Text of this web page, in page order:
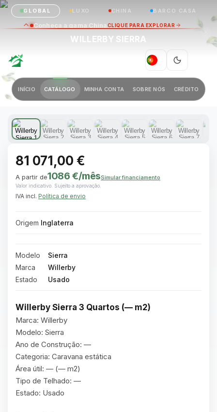
GLOBAL LUXO CHINA BARCO CASA
PT
INÍCIO CATÁLOGO MINHA CONTA SOBRE NÓS CRÉDITO
WILLERBY SIERRA
1 / 29
81 071,00 €
A partir de1086 €/mêsSimular financiamento
Valor indicativo. Sujeito a aprovação.
IVA incl. Política de envio
Origem Inglaterra
Modelo
Sierra
Marca
Willerby
Estado
Usado
Willerby Sierra 3 Quartos (— m2)
Marca: Willerby
Modelo: Sierra
Ano de Construção: —
Categoria: Caravana estática
Área útil: — (— m2)
Tipo de Telhado: —
Estado: Usado
Conheça a gama ChinaCLIQUE PARA EXPLORAR